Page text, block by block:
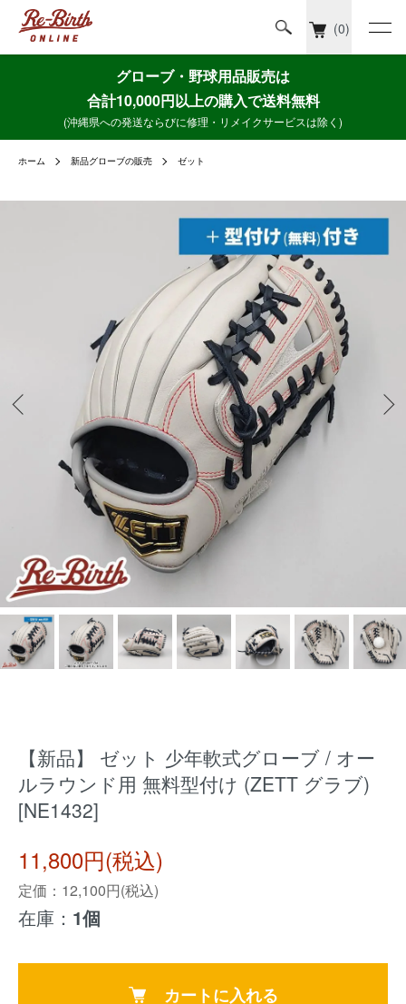
(0)
グローブ・野球用品販売は
合計10,000円以上の購入で送料無料
(沖縄県への発送ならびに修理・リメイクサービスは除く)
ホーム 新品グローブの販売 ゼット
【新品】 ゼット 少年軟式グローブ / オー
ルラウンド用 無料型付け (ZETT グラブ)
[NE1432]
11,800円(税込)
定価：12,100円(税込)
在庫： 1個
カートに入れる